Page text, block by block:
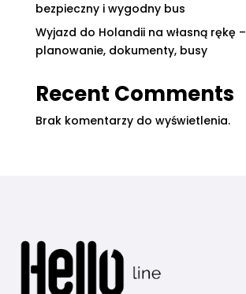
bezpieczny i wygodny bus
Wyjazd do Holandii na własną rękę –
planowanie, dokumenty, busy
Recent Comments
Brak komentarzy do wyświetlenia.